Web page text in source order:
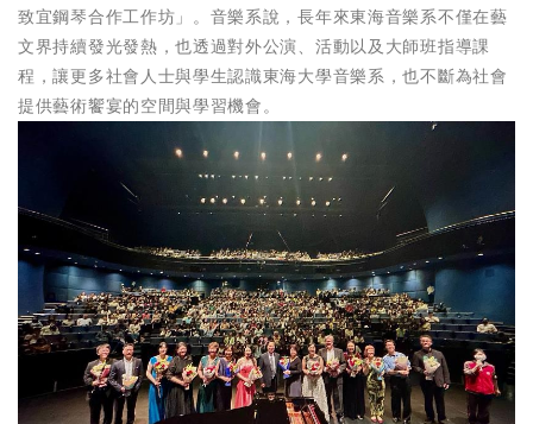
致宜鋼琴合作工作坊」。音樂系說，長年來東海音樂系不僅在藝
文界持續發光發熱，也透過對外公演、活動以及大師班指導課
程，讓更多社會人士與學生認識東海大學音樂系，也不斷為社會
提供藝術饗宴的空間與學習機會。